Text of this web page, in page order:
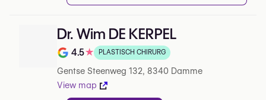
Dr. Wim DE KERPEL
Note de 4.5 sur 5 sur Google
4.5★ PLASTISCH CHIRURG
Gentse Steenweg 132, 8340 Damme
View map